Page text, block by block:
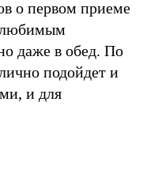
о первом приеме
любимым
даже в обед. По
подойдет и
и для